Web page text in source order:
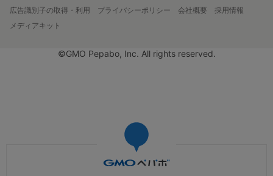
広告識別子の取得・利用
プライバシーポリシー 会社概要
採用情報
メディアキット
©GMO Pepabo, Inc. All rights reserved.